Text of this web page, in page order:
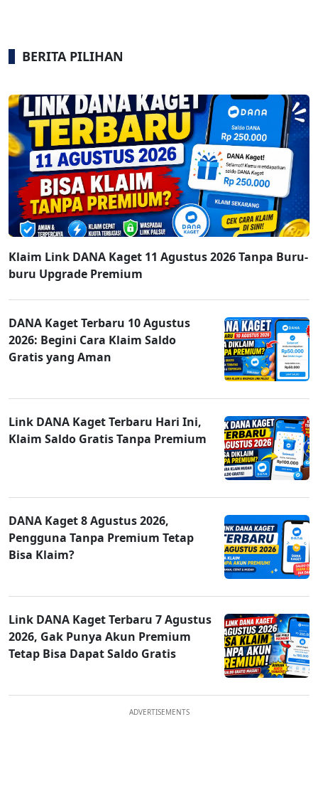
BERITA PILIHAN
Klaim Link DANA Kaget 11 Agustus 2026 Tanpa Buru-
buru Upgrade Premium
DANA Kaget Terbaru 10 Agustus
2026: Begini Cara Klaim Saldo
Gratis yang Aman
Link DANA Kaget Terbaru Hari Ini,
Klaim Saldo Gratis Tanpa Premium
DANA Kaget 8 Agustus 2026,
Pengguna Tanpa Premium Tetap
Bisa Klaim?
Link DANA Kaget Terbaru 7 Agustus
2026, Gak Punya Akun Premium
Tetap Bisa Dapat Saldo Gratis
ADVERTISEMENTS